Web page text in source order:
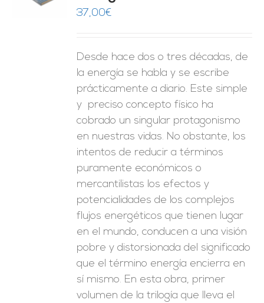
37,00€
Desde hace dos o tres décadas, de
la energía se habla y se escribe
prácticamente a diario. Este simple
y preciso concepto físico ha
cobrado un singular protagonismo
en nuestras vidas. No obstante, los
intentos de reducir a términos
puramente económicos o
mercantilistas los efectos y
potencialidades de los complejos
flujos energéticos que tienen lugar
en el mundo, conducen a una visión
pobre y distorsionada del significado
que el término energía encierra en
sí mismo. En esta obra, primer
volumen de la trilogía que lleva el